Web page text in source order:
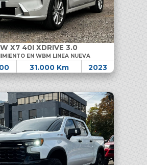
X7 40I XDRIVE 3.0
EN WBM LINEA NUEVA
31.000 Km 2023